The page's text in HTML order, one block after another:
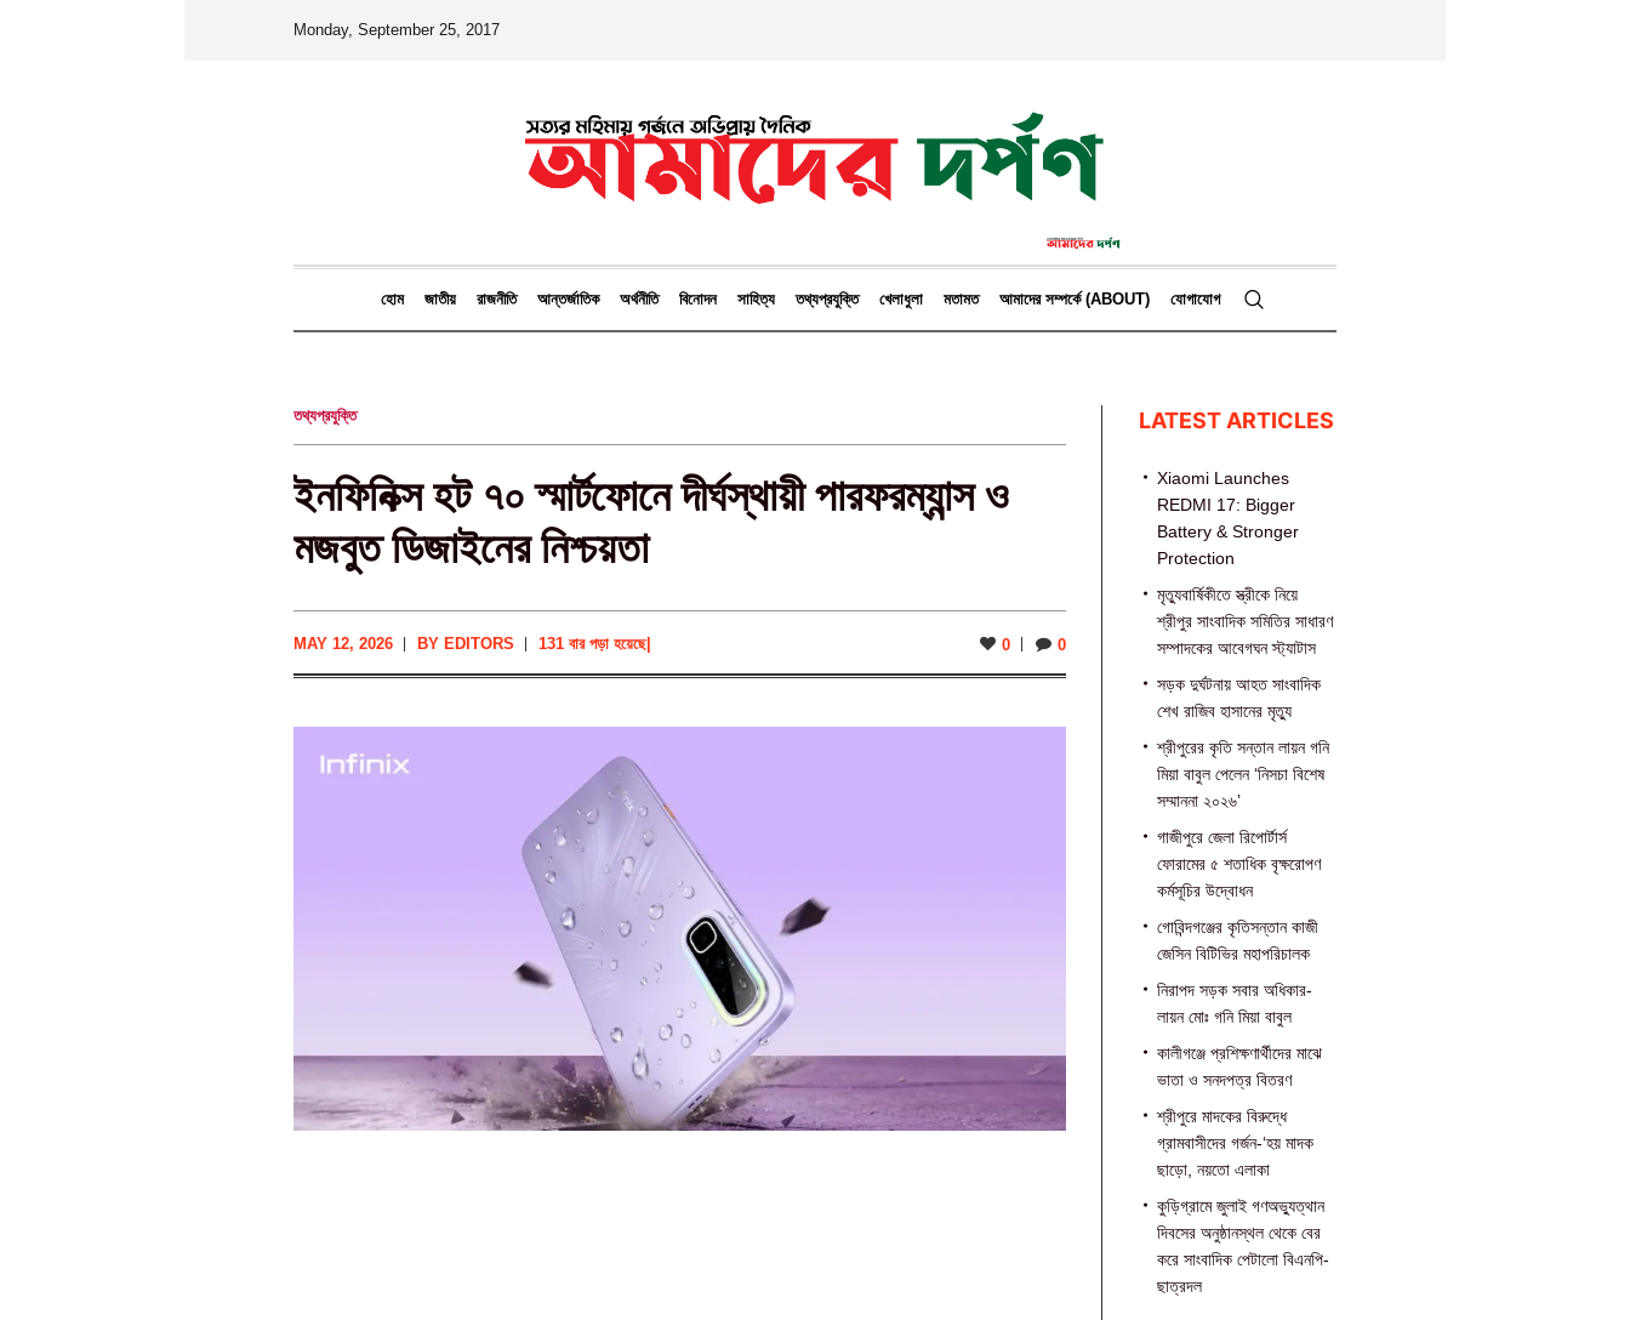
Monday, September 25, 2017
হোম জাতীয় রাজনীতি আন্তর্জাতিক অর্থনীতি বিনোদন সাহিত্য তথ্যপ্রযুক্তি খেলাধুলা মতামত আমাদের সম্পর্কে (ABOUT) যোগাযোগ
তথ্যপ্রযুক্তি
ইনফিনিক্স হট ৭০ স্মার্টফোনে দীর্ঘস্থায়ী পারফরম্যান্স ও
মজবুত ডিজাইনের নিশ্চয়তা
MAY 12, 2026 BY EDITORS |
131 বার পড়া হয়েছে 0 0
LATEST ARTICLES
Xiaomi Launches
REDMI 17: Bigger
Battery & Stronger
Protection
মৃত্যুবার্ষিকীতে স্ত্রীকে নিয়ে
শ্রীপুর সাংবাদিক সমিতির সাধারণ
সম্পাদকের আবেগঘন স্ট্যাটাস
সড়ক দুর্ঘটনায় আহত সাংবাদিক
শেখ রাজিব হাসানের মৃত্যু
শ্রীপুরের কৃতি সন্তান লায়ন গনি
মিয়া বাবুল পেলেন ‘নিসচা বিশেষ
সম্মাননা ২০২৬’
গাজীপুরে জেলা রিপোর্টার্স
ফোরামের ৫ শতাধিক বৃক্ষরোপণ
কর্মসূচির উদ্বোধন
গোবিন্দগঞ্জের কৃতিসন্তান কাজী
জেসিন বিটিভির মহাপরিচালক
নিরাপদ সড়ক সবার অধিকার-
লায়ন মোঃ গনি মিয়া বাবুল
কালীগঞ্জে প্রশিক্ষণার্থীদের মাঝে
ভাতা ও সনদপত্র বিতরণ
শ্রীপুরে মাদকের বিরুদ্ধে
গ্রামবাসীদের গর্জন-‘হয় মাদক
ছাড়ো, নয়তো এলাকা
কুড়িগ্রামে জুলাই গণঅভ্যুত্থান
দিবসের অনুষ্ঠানস্থল থেকে বের
করে সাংবাদিক পেটালো বিএনপি-
ছাত্রদল